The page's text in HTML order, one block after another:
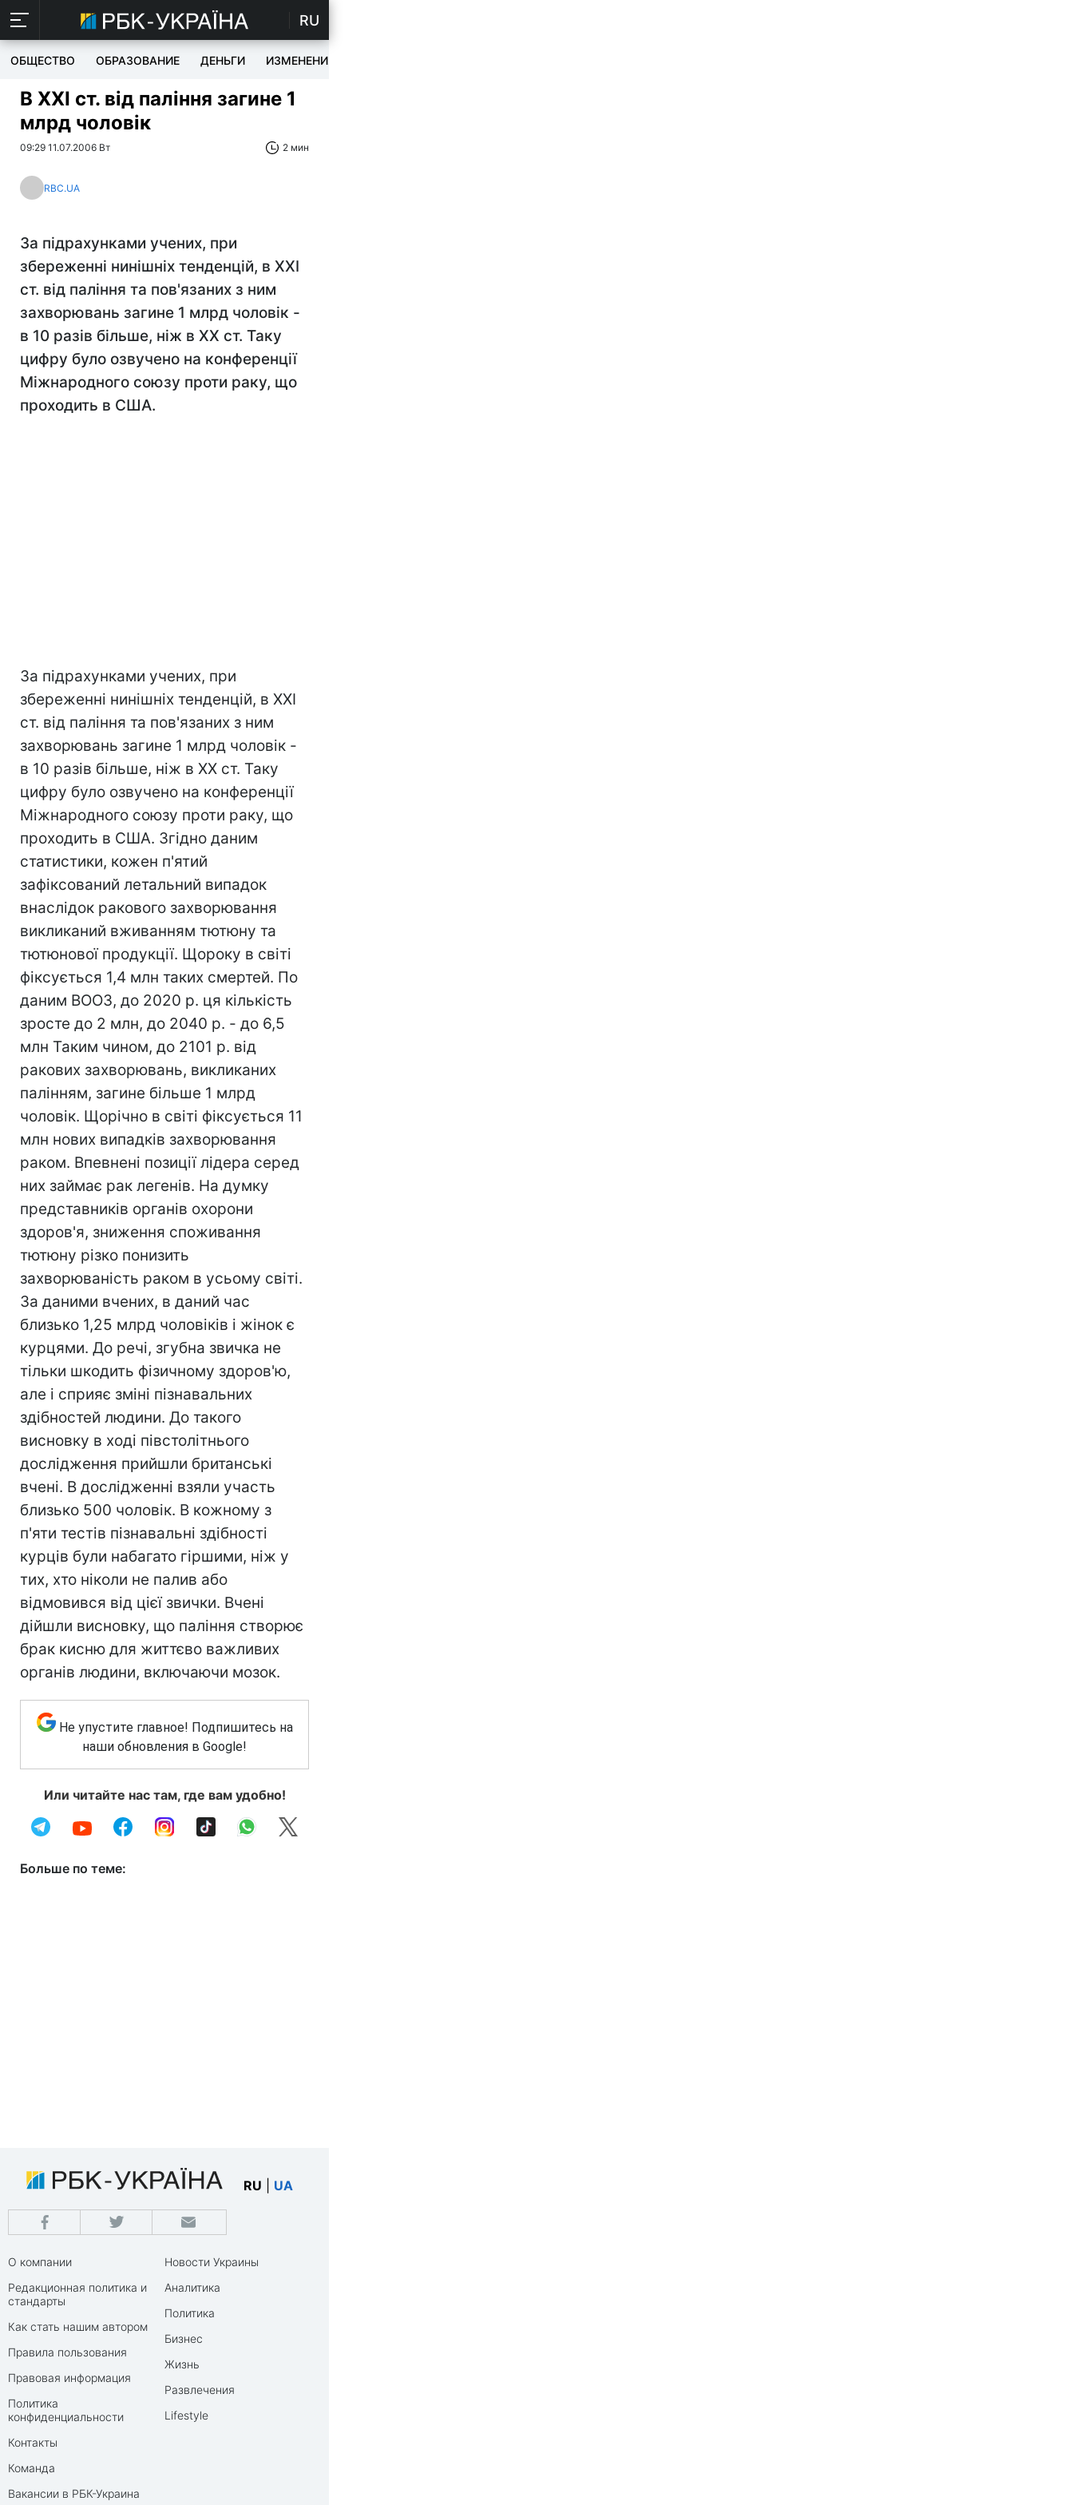
RU
ОБЩЕСТВО ОБРАЗОВАНИЕ ДЕНЬГИ ИЗМЕНЕНИЯ
В XXI ст. від паління загине 1
млрд чоловік
09:29 11.07.2006 Вт 2 мин
RBC.UA
За підрахунками учених, при
збереженні нинішніх тенденцій, в XXI
ст. від паління та пов'язаних з ним
захворювань загине 1 млрд чоловік -
в 10 разів більше, ніж в XX ст. Таку
цифру було озвучено на конференції
Міжнародного союзу проти раку, що
проходить в США.
За підрахунками учених, при
збереженні нинішніх тенденцій, в XXI
ст. від паління та пов'язаних з ним
захворювань загине 1 млрд чоловік -
в 10 разів більше, ніж в XX ст. Таку
цифру було озвучено на конференції
Міжнародного союзу проти раку, що
проходить в США. Згідно даним
статистики, кожен п'ятий
зафіксований летальний випадок
внаслідок ракового захворювання
викликаний вживанням тютюну та
тютюнової продукції. Щороку в світі
фіксується 1,4 млн таких смертей. По
даним ВООЗ, до 2020 р. ця кількість
зросте до 2 млн, до 2040 р. - до 6,5
млн Таким чином, до 2101 р. від
ракових захворювань, викликаних
палінням, загине більше 1 млрд
чоловік. Щорічно в світі фіксується 11
млн нових випадків захворювання
раком. Впевнені позиції лідера серед
них займає рак легенів. На думку
представників органів охорони
здоров'я, зниження споживання
тютюну різко понизить
захворюваність раком в усьому світі.
За даними вчених, в даний час
близько 1,25 млрд чоловіків і жінок є
курцями. До речі, згубна звичка не
тільки шкодить фізичному здоров'ю,
але і сприяє зміні пізнавальних
здібностей людини. До такого
висновку в ході півстолітнього
дослідження прийшли британські
вчені. В дослідженні взяли участь
близько 500 чоловік. В кожному з
п'яти тестів пізнавальні здібності
курців були набагато гіршими, ніж у
тих, хто ніколи не палив або
відмовився від цієї звички. Вчені
дійшли висновку, що паління створює
брак кисню для життєво важливих
органів людини, включаючи мозок.
Не упустите главное! Подпишитесь на
наши обновления в Google!
Или читайте нас там, где вам удобно!
Больше по теме:
RU UA
О компании
Редакционная политика и
стандарты
Как стать нашим автором
Правила пользования
Правовая информация
Политика
конфиденциальности
Контакты
Команда
Вакансии в РБК-Украина
Новости Украины
Аналитика
Политика
Бизнес
Жизнь
Развлечения
Lifestyle